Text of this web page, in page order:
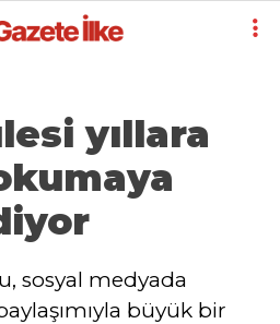
yıllara
sosyal medyada
büyük bir